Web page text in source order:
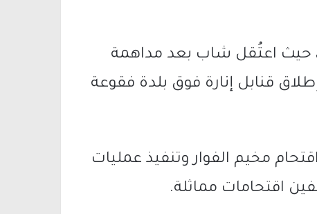
حيث اعتُقل شاب بعد مداهمة
قنابل إنارة فوق بلدة فقوعة
مخيم الفواروتنفيذ عمليات
اقتحامات مماثلة.